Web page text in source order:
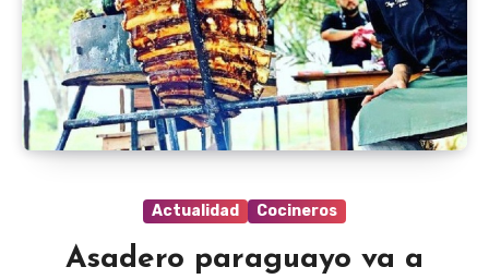
Actualidad Cocineros
Asadero paraguayo va a